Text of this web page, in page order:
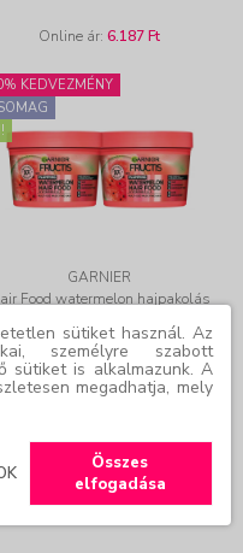
Online ár: 6.187 Ft
KEDVEZMÉNY
GARNIER
Food watermelon hajpakolás
Online ár:4.075 Ft
sütiket használ. Az
személyre szabott
sütiket is alkalmazunk. A
megadhatja, mely
Összes
elfogadása